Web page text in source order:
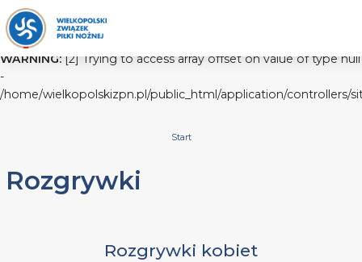
WARNING:[2] Trying to access array offset on value of type null
-
/home/wielkopolskizpn.pl/public_html/application/controllers/
Start
Rozgrywki
Rozgrywki kobiet